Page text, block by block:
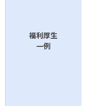
福利厚生
一例